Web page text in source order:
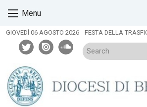
content
Menu
GIOVEDÌ 06 AGOSTO 2026 FESTA DELLA
twitterissuusoundcloud